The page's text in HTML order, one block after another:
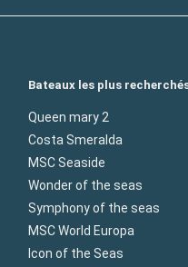
Bateaux les plus
Queen mary 2
Costa Smeralda
MSC Seaside
Wonder of the seas
Symphony of the seas
MSC World Europa
Icon of the Seas